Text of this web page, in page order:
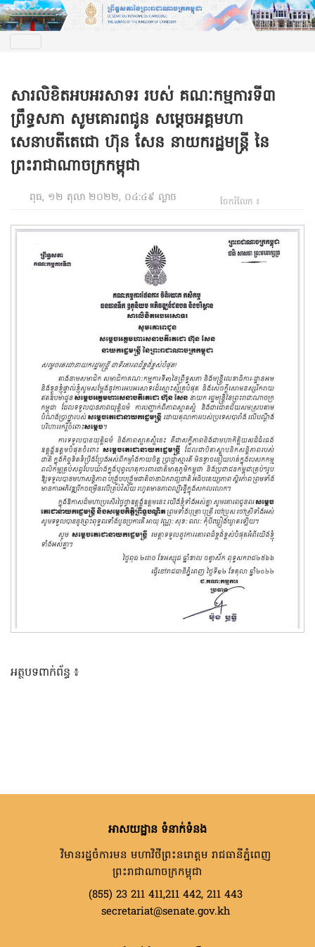
សារលិខិតអបអរសាទរ របស់ គណៈកម្មការទី៣
ព្រឹទ្ធសភា សូមគោរពជូន សម្តេចអគ្គមហា
សេនាបតីតេជោ ហ៊ុន សែន នាយករដ្ឋមន្ត្រី នៃ
ព្រះរាជាណាចក្រកម្ពុជា
ពុធ, ១២ តុលា ២០២២, ០៤:៤៩ ល្ងាច ចែករំលែក ៖
អត្ថបទពាក់ព័ន្ធ ៖
អាសយដ្ឋាន ទំនាក់ទំនង
វិមានរដ្ឋចំការមន មហាវិថីព្រះនរោត្តម រាជធានីភ្នំពេញ
ព្រះរាជាណាចក្រកម្ពុជា
(855) 23 211 411,211 442, 211 443
secretariat@senate.gov.kh